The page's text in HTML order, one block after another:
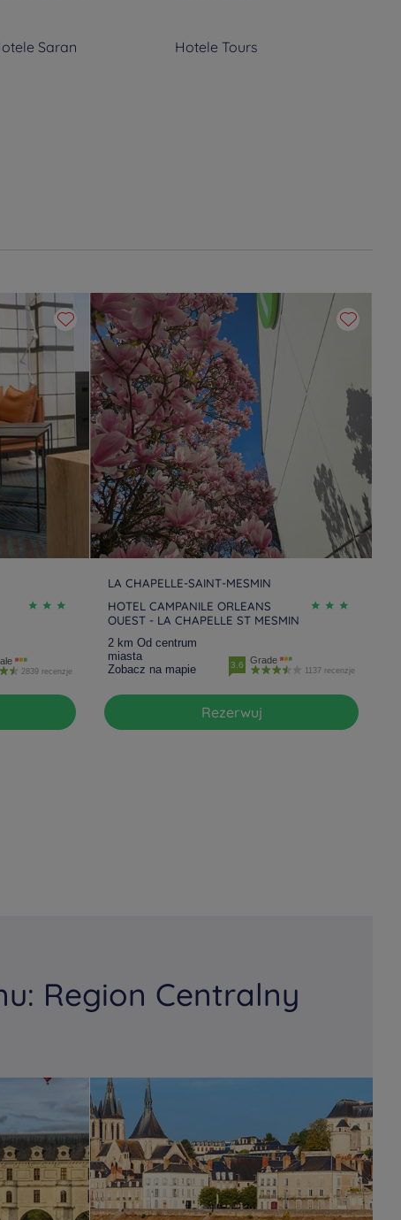
Saran Hotele Tours
2839 recenzje
LA CHAPELLE-SAINT-MESMIN
HOTEL CAMPANILE ORLEANS
OUEST - LA CHAPELLE ST MESMIN
2 km Od centrum
miasta
Zobacz na mapie
3.6 Grade
1137 recenzje
Rezerwuj
Region Centralny